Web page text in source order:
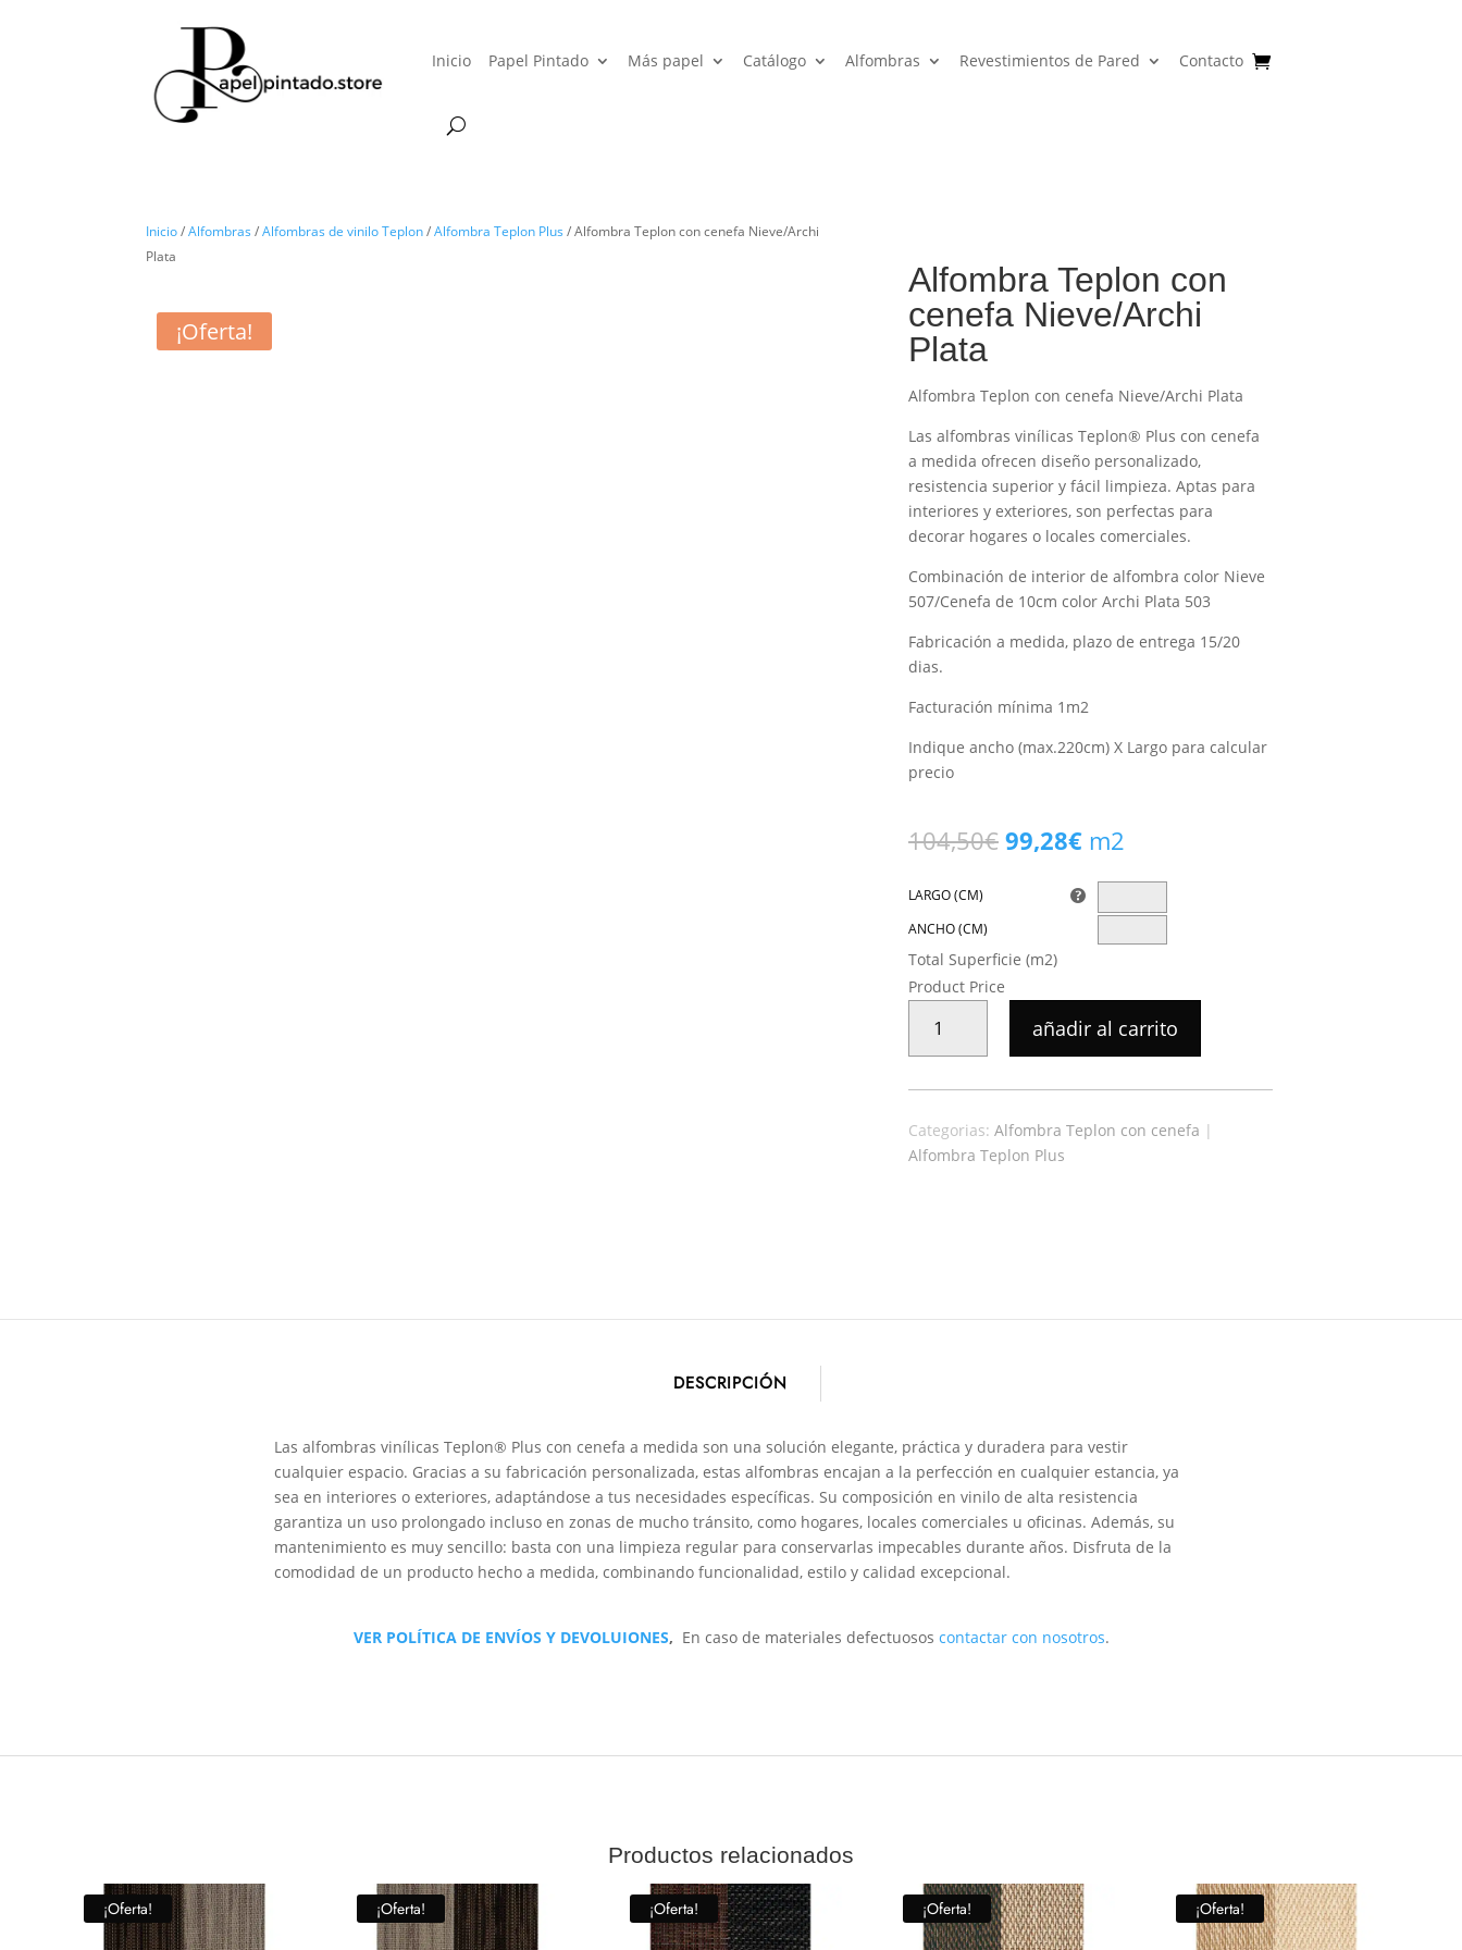
Inicio Papel Pintado Más papel Catálogo Alfombras Revestimientos de Pared Contacto
Inicio/Alfombras /Alfombras de vinilo Teplon/Alfombra Teplon Plus / Alfombra Teplon con cenefa Nieve/Archi
Plata
¡Oferta!
Alfombra Teplon con
cenefa Nieve/Archi
Plata
Alfombra Teplon con cenefa Nieve/Archi Plata
Las alfombras vinílicas Teplon® Plus con cenefa
a medida ofrecen diseño personalizado,
resistencia superior y fácil limpieza. Aptas para
interiores y exteriores, son perfectas para
decorar hogares o locales comerciales.
Combinación de interior de alfombra color Nieve
507/Cenefa de 10cm color Archi Plata 503
Fabricación a medida, plazo de entrega 15/20
dias.
Facturación mínima 1m2
Indique ancho (max.220cm) X Largo para calcular
precio
104,50€ El
original
104,50€.
99,28€El
actual
es:
99,28€.
m2
LARGO (CM)
ANCHO (CM)
Total Superficie (m2)
Product Price
TEPLON
CON
CENEFA
PLATA
CANTIDAD
añadir al carrito
Categorias: Alfombra Teplon con cenefa |
Alfombra Teplon Plus
DESCRIPCIÓN
Las alfombras vinílicas Teplon® Plus con cenefa a medida son una solución elegante, práctica y duradera para vestir
cualquier espacio. Gracias a su fabricación personalizada, estas alfombras encajan a la perfección en cualquier estancia, ya
sea en interiores o exteriores, adaptándose a tus necesidades específicas. Su composición en vinilo de alta resistencia
garantiza un uso prolongado incluso en zonas de mucho tránsito, como hogares, locales comerciales u oficinas. Además, su
mantenimiento es muy sencillo: basta con una limpieza regular para conservarlas impecables durante años. Disfruta de la
comodidad de un producto hecho a medida, combinando funcionalidad, estilo y calidad excepcional.
VER POLÍTICA DE ENVÍOS Y DEVOLUIONES, En caso de materiales defectuosos contactar con nosotros.
Productos relacionados
¡Oferta! ¡Oferta! ¡Oferta! ¡Oferta! ¡Oferta!